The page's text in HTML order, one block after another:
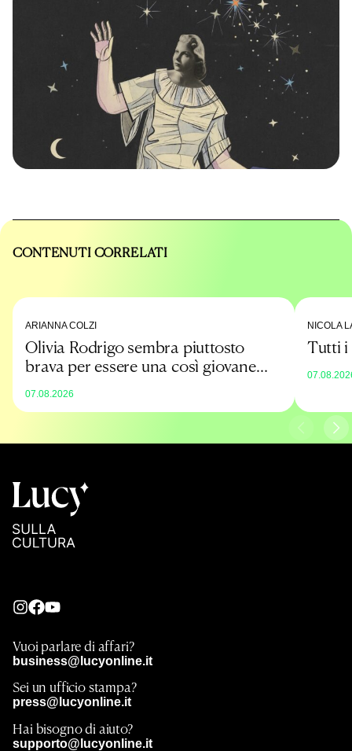
CONTENUTI CORRELATI
ARIANNA COLZI
Olivia Rodrigo sembra piuttosto
brava per essere una così giovane
07.08.2026
NICOLA
Tutti i
Vuoi parlare di affari?
business@lucyonline.it
Sei un ufficio stampa?
press@lucyonline.it
Hai bisogno di aiuto?
supporto@lucyonline.it